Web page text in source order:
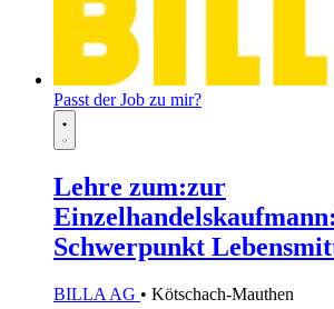
Passt der Job zu mir?
Lehre zum:zur
Schwerpunkt
BILLA AG • Kötschach-Mauthen